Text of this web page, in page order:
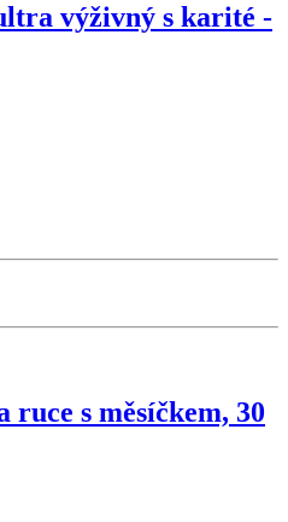
výživný s karité -
s měsíčkem, 30